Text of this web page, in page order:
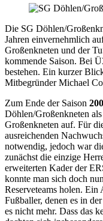
Die SG Döhlen/
Jahren einvernehmlich
Großenkneten und der
kommende Saison. Bei
bestehen. Ein kurzer
Mitbegründer Michael
Zum Ende der Saison
Döhlen/Großenkneten
Großenkneten auf. Für
ausreichenden
notwendig, jedoch war
zunächst die einzige
erweiterten Kader der
konnte man sich doch
Reserveteams holen.
Fußballer, denen es in
es nicht mehr. Dass das